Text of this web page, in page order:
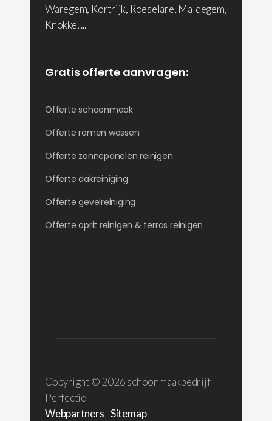
Waregem, Kortrijk, Roeselare, Maldegem,
Knokke, ...
Gratis offerte aanvragen:
Offerte schoonmaak
Offerte ramen wassen
Offerte zonnepanelen reinigen
Offerte dakreiniging
Offerte gevelreiniging
Offerte oprit reinigen & terras reinigen
Copyright © 2026 schoonmaakbedrijf
Perfectie
Webpartners | Sitemap